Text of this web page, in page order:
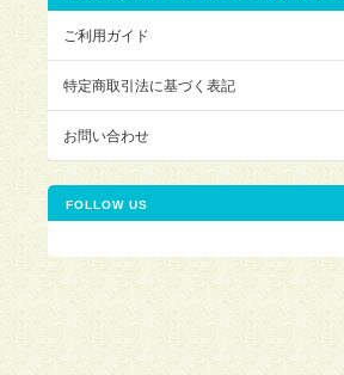
ご利用ガイド
特定商取引法に基づく表記
お問い合わせ
FOLLOW US